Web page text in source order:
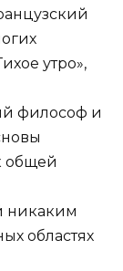
утро»,
философ и
общей
никаким
областях